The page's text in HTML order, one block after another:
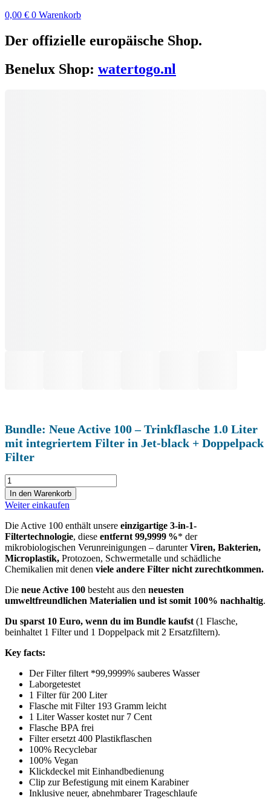
0,00 € 0 Warenkorb
Der offizielle europäische Shop.
Benelux Shop: watertogo.nl
Bundle: Neue Active 100 – Trinkflasche 1.0 Liter
mit integriertem Filter in Jet-black + Doppelpack
Filter
Bundle:
Neue
Active
100
-
Trinkflasche
1.0
Liter
mit
Filter
in
black
+
Filter
In den Warenkorb
Weiter einkaufen
Die Active 100 enthält unsere einzigartige 3-in-1-
Filtertechnologie, diese entfernt 99,9999 %* der
mikrobiologischen Verunreinigungen – darunter Viren, Bakterien,
Microplastik, Protozoen, Schwermetalle und schädliche
Chemikalien mit denen viele andere Filter nicht zurechtkommen.
Die neue Active 100 besteht aus den neuesten
umweltfreundlichen Materialien und ist somit 100% nachhaltig.
Du sparst 10 Euro, wenn du im Bundle kaufst (1 Flasche,
beinhaltet 1 Filter und 1 Doppelpack mit 2 Ersatzfiltern).
Key facts:
Der Filter filtert *99,9999% sauberes Wasser
Laborgetestet
1 Filter für 200 Liter
Flasche mit Filter 193 Gramm leicht
1 Liter Wasser kostet nur 7 Cent
Flasche BPA frei
Filter ersetzt 400 Plastikflaschen
100% Recyclebar
100% Vegan
Klickdeckel mit Einhandbedienung
Clip zur Befestigung mit einem Karabiner
Inklusive neuer, abnehmbarer Trageschlaufe